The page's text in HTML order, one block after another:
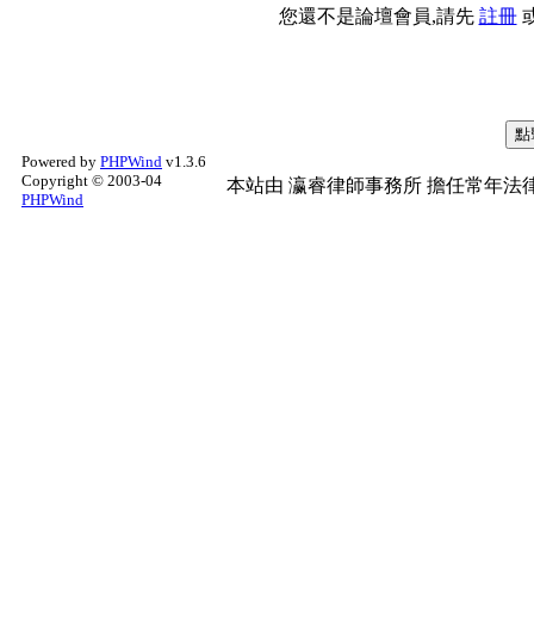
您還不是論壇會員,請先 註冊
Powered by PHPWind v1.3.6
Copyright © 2003-04
PHPWind
本站由 瀛睿律師事務所 擔任常年法